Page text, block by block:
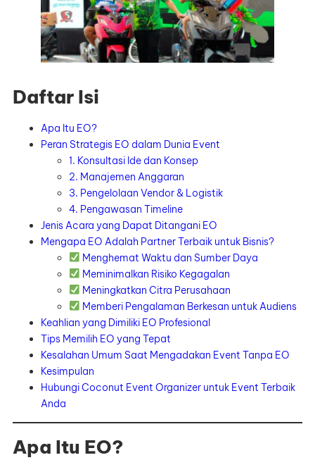
Daftar Isi
Apa Itu EO?
Peran Strategis EO dalam Dunia Event
1. Konsultasi Ide dan Konsep
2. Manajemen Anggaran
3. Pengelolaan Vendor & Logistik
4. Pengawasan Timeline
Jenis Acara yang Dapat Ditangani EO
Mengapa EO Adalah Partner Terbaik untuk Bisnis?
Menghemat Waktu dan Sumber Daya
Meminimalkan Risiko Kegagalan
Meningkatkan Citra Perusahaan
Memberi Pengalaman Berkesan untuk Audiens
Keahlian yang Dimiliki EO Profesional
Tips Memilih EO yang Tepat
Kesalahan Umum Saat Mengadakan Event Tanpa EO
Kesimpulan
Hubungi Coconut Event Organizer untuk Event Terbaik
Anda
Apa Itu EO?